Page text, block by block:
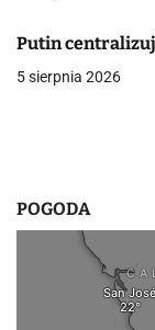
p
i
Putin
5 sierpnia 2026
POGODA